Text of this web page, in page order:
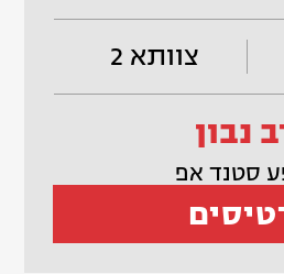
צוותא 2
נבון
סטנד אפ